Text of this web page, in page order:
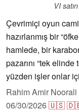
VI
Çevrimiçi oyun
hazırlanmış bir
hamlede, bir
pazarını “tek elinde
yüzden işler onlar
Rahim Amir Noorali
06/30/2026🇺🇸